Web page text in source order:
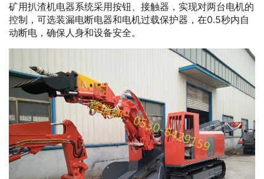
矿用扒渣机电器系统采用按钮、接触器，实现对两台电机的
控制，可选装漏电断电器和电机过载保护器，在0.5秒内自
动断电，确保人身和设备安全。